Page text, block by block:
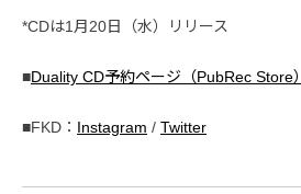
*CDは1月20日（水）リリース
■Duality CD予約ページ（PubRec Store）
■FKD： Instagram / Twitter